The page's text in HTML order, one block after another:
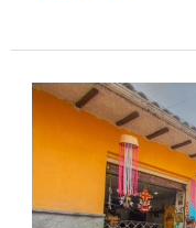
Patrimonio
mágico